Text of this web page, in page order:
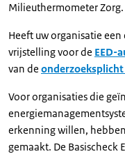
Milieuthermometer Zorg.
Heeft uw organisatie een
vrijstelling voor de EED-
van de
Voor organisaties die
erkenning willen,
gemaakt. De Basischeck